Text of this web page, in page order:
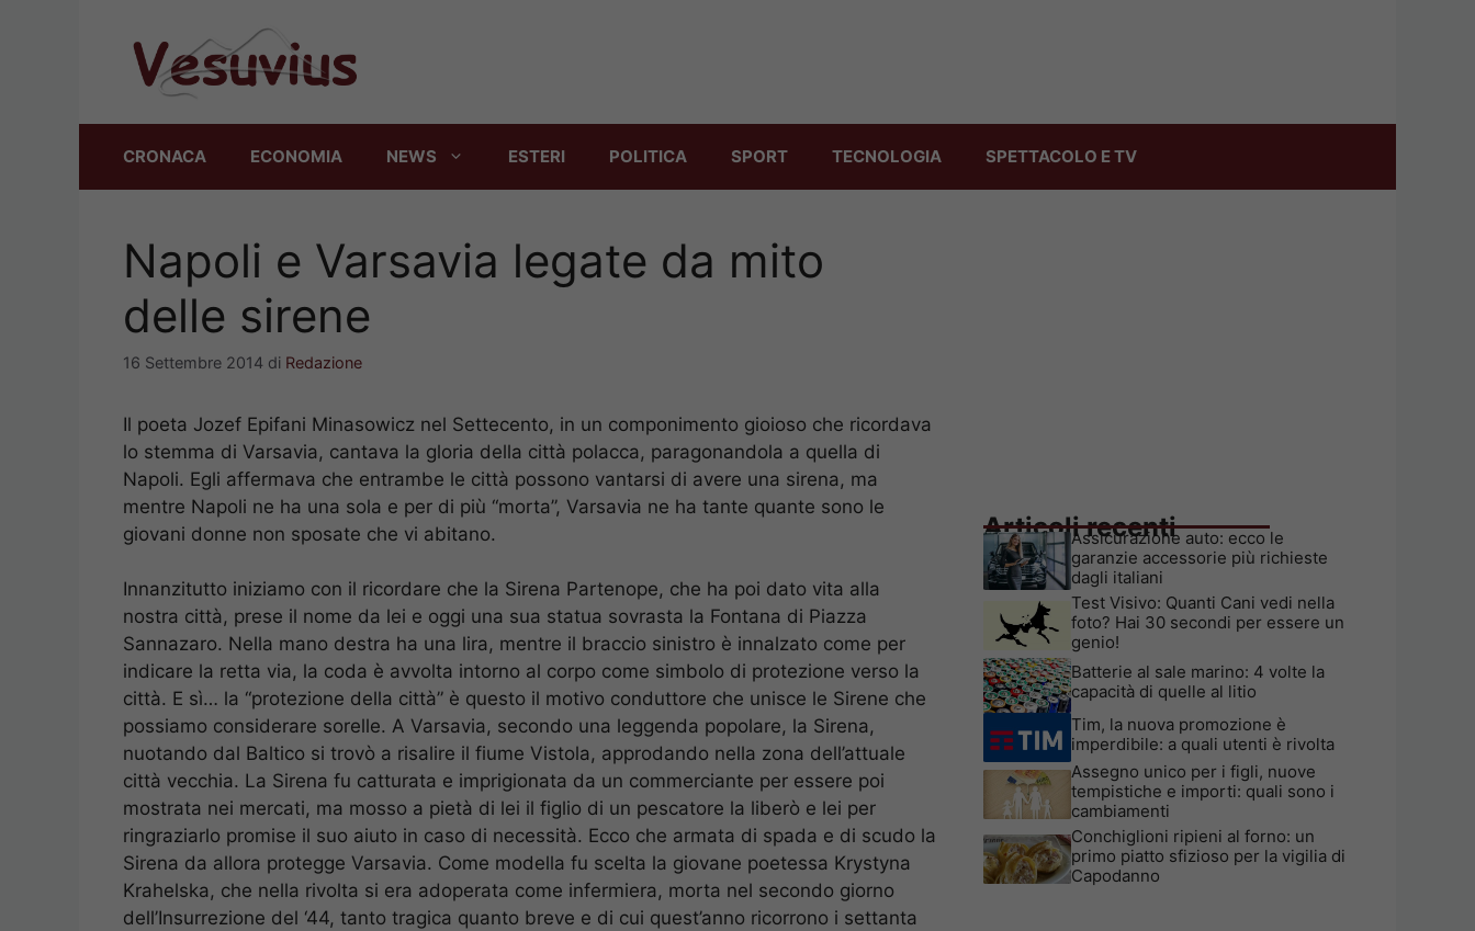
CRONACA ECONOMIA NEWS ESTERI POLITICA SPORT TECNOLOGIA SPETTACOLO E TV
Napoli e Varsavia legate da mito
delle sirene
16 Settembre 2014 di Redazione
Il poeta Jozef Epifani Minasowicz nel Settecento, in un componimento gioioso che ricordava
lo stemma di Varsavia, cantava la gloria della città polacca, paragonandola a quella di
Napoli. Egli affermava che entrambe le città possono vantarsi di avere una sirena, ma
mentre Napoli ne ha una sola e per di più “morta”, Varsavia ne ha tante quante sono le
giovani donne non sposate che vi abitano.
Innanzitutto iniziamo con il ricordare che la Sirena Partenope, che ha poi dato vita alla
nostra città, prese il nome da lei e oggi una sua statua sovrasta la Fontana di Piazza
Sannazaro. Nella mano destra ha una lira, mentre il braccio sinistro è innalzato come per
indicare la retta via, la coda è avvolta intorno al corpo come simbolo di protezione verso la
città. E sì… la “protezione della città” è questo il motivo conduttore che unisce le Sirene che
possiamo considerare sorelle. A Varsavia, secondo una leggenda popolare, la Sirena,
nuotando dal Baltico si trovò a risalire il fiume Vistola, approdando nella zona dell’attuale
città vecchia. La Sirena fu catturata e imprigionata da un commerciante per essere poi
mostrata nei mercati, ma mosso a pietà di lei il figlio di un pescatore la liberò e lei per
ringraziarlo promise il suo aiuto in caso di necessità. Ecco che armata di spada e di scudo la
Sirena da allora protegge Varsavia. Come modella fu scelta la giovane poetessa Krystyna
Krahelska, che nella rivolta si era adoperata come infermiera, morta nel secondo giorno
dell’Insurrezione del ‘44, tanto tragica quanto breve e di cui quest’anno ricorrono i settanta
Articoli recenti
Assicurazione auto: ecco le
garanzie accessorie più richieste
dagli italiani
Test Visivo: Quanti Cani vedi nella
foto? Hai 30 secondi per essere un
genio!
Batterie al sale marino: 4 volte la
capacità di quelle al litio
Tim, la nuova promozione è
imperdibile: a quali utenti è rivolta
Assegno unico per i figli, nuove
tempistiche e importi: quali sono i
cambiamenti
Conchiglioni ripieni al forno: un
primo piatto sfizioso per la vigilia di
Capodanno